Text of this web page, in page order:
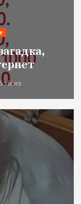
views